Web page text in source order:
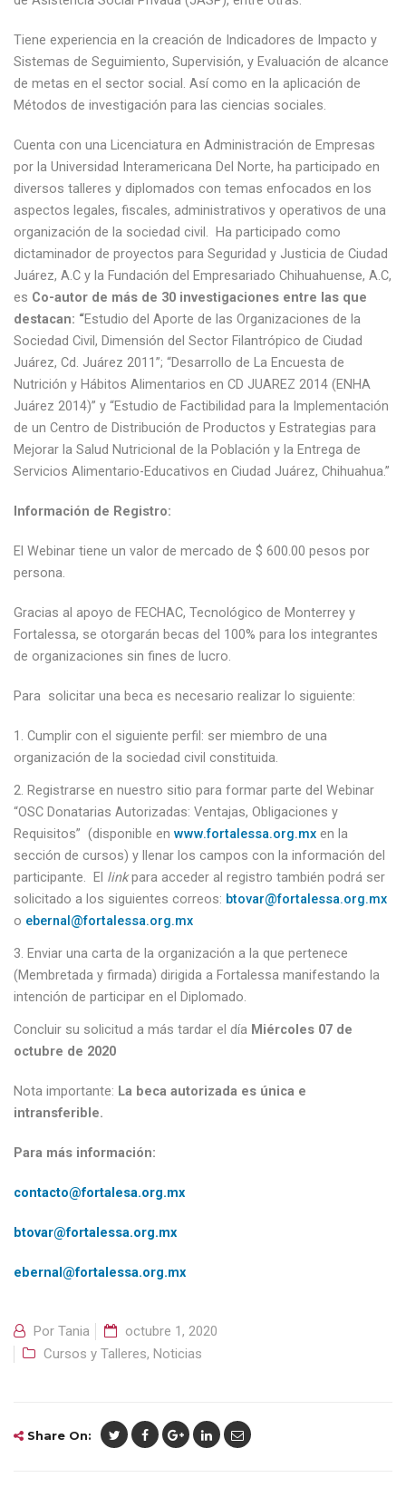
Tiene experiencia en la creación de Indicadores de Impacto y
Sistemas de Seguimiento, Supervisión, y Evaluación de alcance
de metas en el sector social. Así como en la aplicación de
Métodos de investigación para las ciencias sociales.
Cuenta con una Licenciatura en Administración de Empresas
por la Universidad Interamericana Del Norte, ha participado en
diversos talleres y diplomados con temas enfocados en los
aspectos legales, fiscales, administrativos y operativos de una
organización de la sociedad civil. Ha participado como
dictaminador de proyectos para Seguridad y Justicia de Ciudad
Juárez, A.C y la Fundación del Empresariado Chihuahuense, A.C,
es Co-autor de más de 30 investigaciones entre las que
destacan: “Estudio del Aporte de las Organizaciones de la
Sociedad Civil, Dimensión del Sector Filantrópico de Ciudad
Juárez, Cd. Juárez 2011”; “Desarrollo de La Encuesta de
Nutrición y Hábitos Alimentarios en CD JUAREZ 2014 (ENHA
Juárez 2014)” y “Estudio de Factibilidad para la Implementación
de un Centro de Distribución de Productos y Estrategias para
Mejorar la Salud Nutricional de la Población y la Entrega de
Servicios Alimentario-Educativos en Ciudad Juárez, Chihuahua.”
Información de Registro:
El Webinar tiene un valor de mercado de $ 600.00 pesos por
persona.
Gracias al apoyo de FECHAC, Tecnológico de Monterrey y
Fortalessa, se otorgarán becas del 100% para los integrantes
de organizaciones sin fines de lucro.
Para solicitar una beca es necesario realizar lo siguiente:
Cumplir con el siguiente perfil: ser miembro de una
organización de la sociedad civil constituida.
Registrarse en nuestro sitio para formar parte del Webinar
“OSC Donatarias Autorizadas: Ventajas, Obligaciones y
Requisitos” (disponible en www.fortalessa.org.mx en la
sección de cursos) y llenar los campos con la información del
participante. El linkpara acceder al registro también podrá ser
solicitado a los siguientes correos: btovar@fortalessa.org.mx
o ebernal@fortalessa.org.mx
Enviar una carta de la organización a la que pertenece
(Membretada y firmada) dirigida a Fortalessa manifestando la
intención de participar en el Diplomado.
Concluir su solicitud a más tardar el día Miércoles 07 de
octubre de 2020
Nota importante: La beca autorizada es única e
intransferible.
Para más información:
contacto@fortalesa.org.mx
btovar@fortalessa.org.mx
ebernal@fortalessa.org.mx
Por Tania
octubre 1, 2020
Cursos y Talleres, Noticias
Share On: